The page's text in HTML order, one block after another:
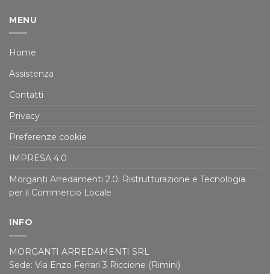
MENU
Home
Assistenza
Contatti
Privacy
Preferenze cookie
IMPRESA 4.0
Morganti Arredamenti 2.0: Ristrutturazione e Tecnologia
per il Commercio Locale
INFO
MORGANTI ARREDAMENTI SRL
Sede: Via Enzo Ferrari 3 Riccione (Rimini)